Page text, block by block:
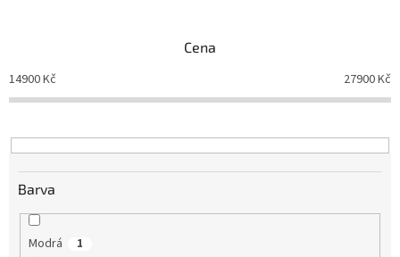
Cena
14900Kč 27900Kč
Barva
Modrá 1